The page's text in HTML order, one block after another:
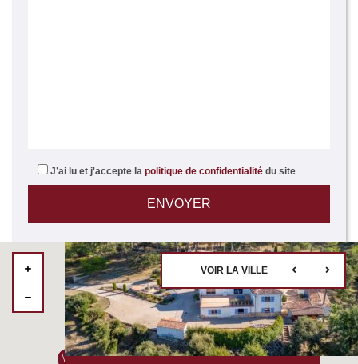
J’ai lu et j'accepte la politique de confidentialité du site
3
12
VOIR LA VILLE